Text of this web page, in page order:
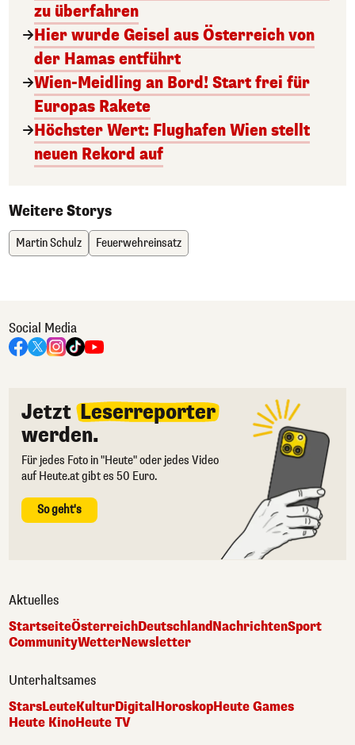
zu überfahren
Hier wurde Geisel aus Österreich von
der Hamas entführt
Wien-Meidling an Bord! Start frei für
Europas Rakete
Höchster Wert: Flughafen Wien stellt
neuen Rekord auf
Weitere Storys
Martin Schulz Feuerwehreinsatz
Social Media
Jetzt Leserreporter
werden.
Für jedes Foto in "Heute" oder jedes Video
auf Heute.at gibt es 50 Euro.
So geht's
Aktuelles
StartseiteÖsterreichDeutschlandNachrichtenSport
CommunityWetterNewsletter
Unterhaltsames
StarsLeuteKulturDigital HoroskopHeute Games
Heute KinoHeute TV